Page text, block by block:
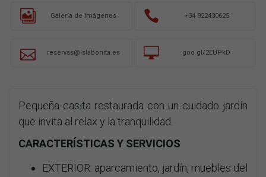
Galería de Imágenes +34 922430625
reservas@islabonita.es goo.gl/2EUPkD
Pequeña casita restaurada con un cuidado jardín
que invita al relax y la tranquilidad.
CARACTERÍSTICAS Y SERVICIOS
EXTERIOR: aparcamiento, jardín, muebles del